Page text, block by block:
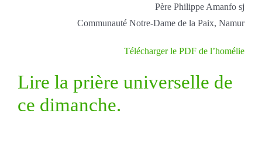
Père Philippe Amanfo sj
Communauté Notre-Dame de la Paix, Namur
Télécharger le PDF de l’homélie
Lire la prière universelle de
ce dimanche.